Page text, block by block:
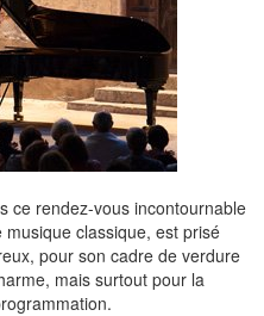
ce rendez-vous incontournable
classique, est prisé
pour son cadre de verdure
mais surtout pour la